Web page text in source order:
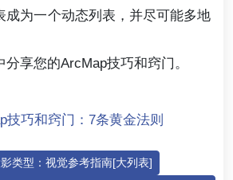
成为一个动态列表，并尽可能多地
享您的ArcMap技巧和窍门。
技巧和窍门：7条黄金法则
类型：视觉参考指南[大列表]